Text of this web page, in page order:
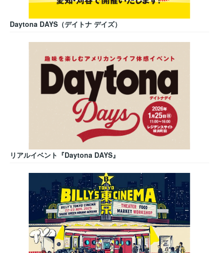
Daytona DAYS（デイトナ デイズ）
リアルイベント『Daytona DAYS』